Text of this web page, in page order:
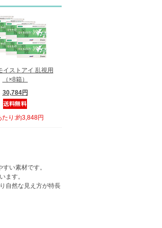
イストアイ 乱視用
（×8箱）
30,784円
たり:約3,848円
い素材です。
ます。
自然な見え方が特長